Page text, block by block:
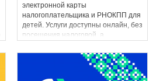
электронной карты
налогоплательщика и РНОКПП для
детей. Услуги доступны онлайн, без
посещения налоговой, а
же юридическую силу, как и